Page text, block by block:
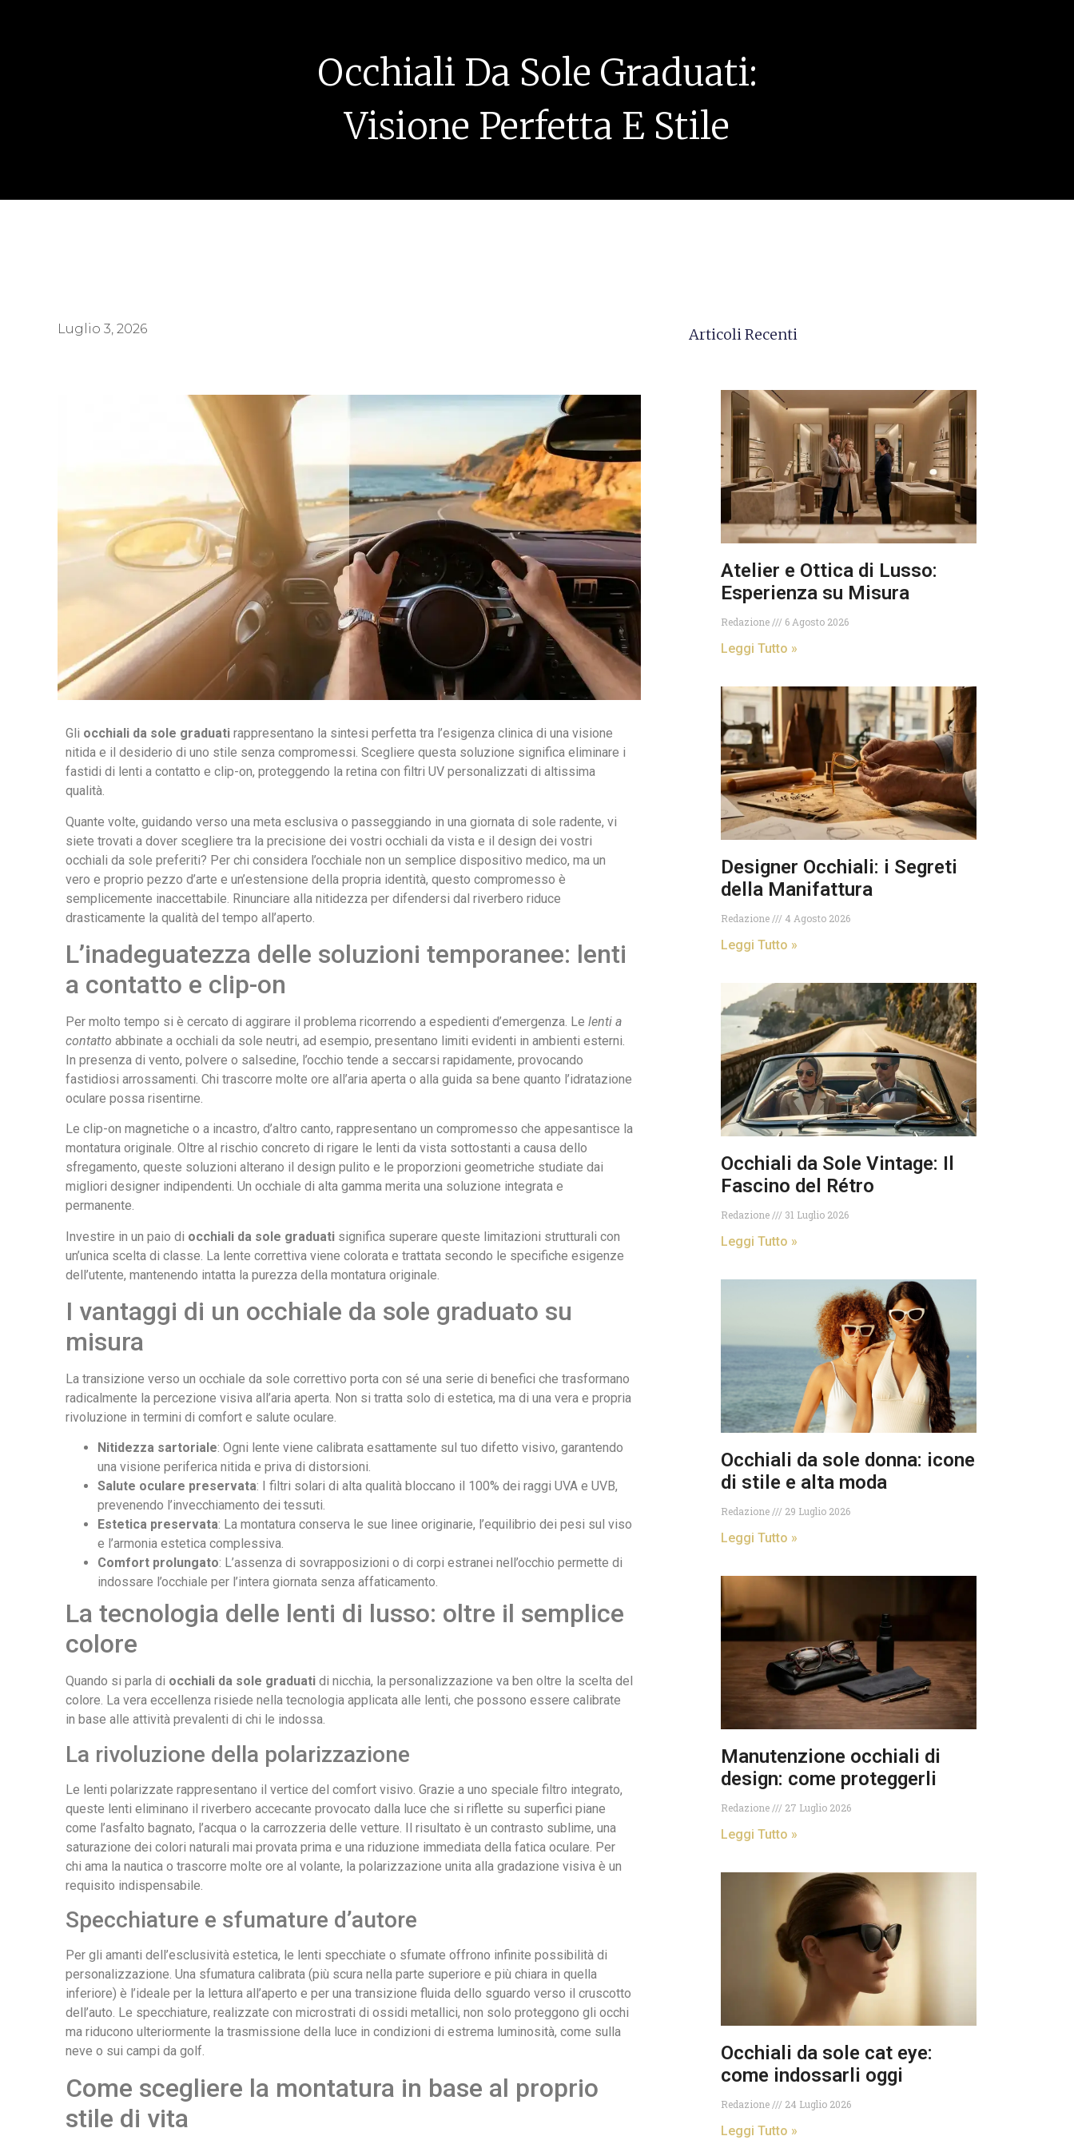
Occhiali Da Sole Graduati:
Visione Perfetta E Stile
Luglio 3, 2026
Gli occhiali da sole graduati rappresentano la sintesi perfetta tra l’esigenza clinica di una visione
nitida e il desiderio di uno stile senza compromessi. Scegliere questa soluzione significa eliminare i
fastidi di lenti a contatto e clip-on, proteggendo la retina con filtri UV personalizzati di altissima
qualità.
Quante volte, guidando verso una meta esclusiva o passeggiando in una giornata di sole radente, vi
siete trovati a dover scegliere tra la precisione dei vostri occhiali da vista e il design dei vostri
occhiali da sole preferiti? Per chi considera l’occhiale non un semplice dispositivo medico, ma un
vero e proprio pezzo d’arte e un’estensione della propria identità, questo compromesso è
semplicemente inaccettabile. Rinunciare alla nitidezza per difendersi dal riverbero riduce
drasticamente la qualità del tempo all’aperto.
L’inadeguatezza delle soluzioni temporanee: lenti
a contatto e clip-on
Per molto tempo si è cercato di aggirare il problema ricorrendo a espedienti d’emergenza. Le lenti a
contatto abbinate a occhiali da sole neutri, ad esempio, presentano limiti evidenti in ambienti esterni.
In presenza di vento, polvere o salsedine, l’occhio tende a seccarsi rapidamente, provocando
fastidiosi arrossamenti. Chi trascorre molte ore all’aria aperta o alla guida sa bene quanto l’idratazione
oculare possa risentirne.
Le clip-on magnetiche o a incastro, d’altro canto, rappresentano un compromesso che appesantisce la
montatura originale. Oltre al rischio concreto di rigare le lenti da vista sottostanti a causa dello
sfregamento, queste soluzioni alterano il design pulito e le proporzioni geometriche studiate dai
migliori designer indipendenti. Un occhiale di alta gamma merita una soluzione integrata e
permanente.
Investire in un paio di occhiali da sole graduati significa superare queste limitazioni strutturali con
un’unica scelta di classe. La lente correttiva viene colorata e trattata secondo le specifiche esigenze
dell’utente, mantenendo intatta la purezza della montatura originale.
I vantaggi di un occhiale da sole graduato su
misura
La transizione verso un occhiale da sole correttivo porta con sé una serie di benefici che trasformano
radicalmente la percezione visiva all’aria aperta. Non si tratta solo di estetica, ma di una vera e propria
rivoluzione in termini di comfort e salute oculare.
Nitidezza sartoriale: Ogni lente viene calibrata esattamente sul tuo difetto visivo, garantendo
una visione periferica nitida e priva di distorsioni.
Salute oculare preservata: I filtri solari di alta qualità bloccano il 100% dei raggi UVA e UVB,
prevenendo l’invecchiamento dei tessuti.
Estetica preservata: La montatura conserva le sue linee originarie, l’equilibrio dei pesi sul viso
e l’armonia estetica complessiva.
Comfort prolungato: L’assenza di sovrapposizioni o di corpi estranei nell’occhio permette di
indossare l’occhiale per l’intera giornata senza affaticamento.
La tecnologia delle lenti di lusso: oltre il semplice
colore
Quando si parla di occhiali da sole graduati di nicchia, la personalizzazione va ben oltre la scelta del
colore. La vera eccellenza risiede nella tecnologia applicata alle lenti, che possono essere calibrate
in base alle attività prevalenti di chi le indossa.
La rivoluzione della polarizzazione
Le lenti polarizzate rappresentano il vertice del comfort visivo. Grazie a uno speciale filtro integrato,
queste lenti eliminano il riverbero accecante provocato dalla luce che si riflette su superfici piane
come l’asfalto bagnato, l’acqua o la carrozzeria delle vetture. Il risultato è un contrasto sublime, una
saturazione dei colori naturali mai provata prima e una riduzione immediata della fatica oculare. Per
chi ama la nautica o trascorre molte ore al volante, la polarizzazione unita alla gradazione visiva è un
requisito indispensabile.
Specchiature e sfumature d’autore
Per gli amanti dell’esclusività estetica, le lenti specchiate o sfumate offrono infinite possibilità di
personalizzazione. Una sfumatura calibrata (più scura nella parte superiore e più chiara in quella
inferiore) è l’ideale per la lettura all’aperto e per una transizione fluida dello sguardo verso il cruscotto
dell’auto. Le specchiature, realizzate con microstrati di ossidi metallici, non solo proteggono gli occhi
ma riducono ulteriormente la trasmissione della luce in condizioni di estrema luminosità, come sulla
neve o sui campi da golf.
Come scegliere la montatura in base al proprio
stile di vita
Articoli Recenti
Atelier e Ottica di Lusso:
Esperienza su Misura
Redazione 6 Agosto 2026
Leggi Tutto »
Designer Occhiali: i Segreti
della Manifattura
Redazione 4 Agosto 2026
Leggi Tutto »
Occhiali da Sole Vintage: Il
Fascino del Rétro
Redazione 31 Luglio 2026
Leggi Tutto »
Occhiali da sole donna: icone
di stile e alta moda
Redazione 29 Luglio 2026
Leggi Tutto »
Manutenzione occhiali di
design: come proteggerli
Redazione 27 Luglio 2026
Leggi Tutto »
Occhiali da sole cat eye:
come indossarli oggi
Redazione 24 Luglio 2026
Leggi Tutto »